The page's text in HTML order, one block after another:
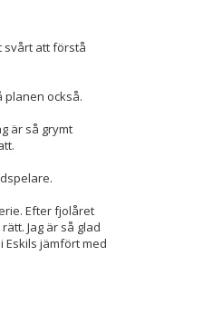
svårt att förstå
planen också.
är så grymt
Efter fjolåret
Jag är så glad
jämfört med